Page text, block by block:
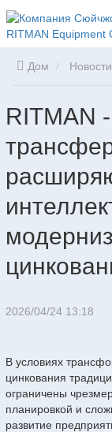
Дом Новости
RITMAN
2026/04/24 13:18
В условиях
цинкования
ограничены
планировкой и
развитие